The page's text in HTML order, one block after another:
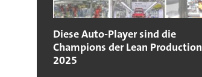
Diese Auto-Player sind die
Champions der Lean Production
2025